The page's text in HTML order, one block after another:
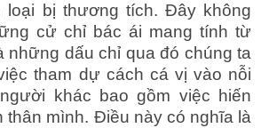
loại bị thương tích. Đây không
cử chỉ bác ái mang tính từ
những dấu chỉ qua đó chúng ta
tham dự cách cá vị vào nỗi
khác bao gồm việc hiến
thân mình. Điều này có nghĩa là